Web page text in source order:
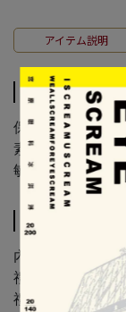
アイテム説明
アイテム説
保存方式：常溫
素食種類：奶素
敏感含物：含麩
スペック
內容物：紅柴花
禮盒尺寸：
禮盒皆附提袋 x 1